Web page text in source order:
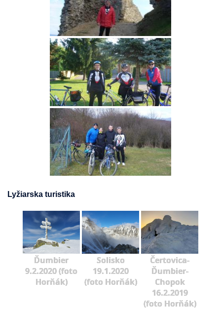
Lyžiarska turistika
Ďumbier
9.2.2020 (foto
Horňák)
Solisko
19.1.2020
(foto Horňák)
Čertovica-
Ďumbier-
Chopok
16.2.2019
(foto Horňák)